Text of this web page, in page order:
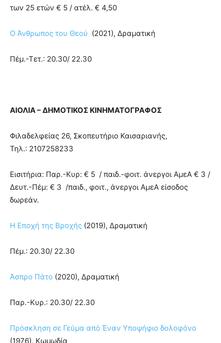
των 25 ετών € 5 / ατέλ. € 4,50
Ο Άνθρωπος του Θεού (2021), Δραματική
Πέμ.-Τετ.: 20.30/ 22.30
ΑΙΟΛΙΑ – ΔΗΜΟΤΙΚΟΣ ΚΙΝΗΜΑΤΟΓΡΑΦΟΣ
Φιλαδελφείας 26, Σκοπευτήριο Καισαριανής,
Τηλ.: 2107258233
Εισιτήρια: Παρ.-Κυρ: € 5 / παιδ.-φοιτ. άνεργοι ΑμεΑ € 3 /
Δευτ.-Πέμ: € 3 /παιδ., φοιτ., άνεργοι ΑμεΑ είσοδος
δωρεάν.
Η Εποχή της Βροχής (2019), Δραματική
Πέμ.: 20.30/ 22.30
Άσπρο Πάτο (2020), Δραματική
Παρ.-Κυρ.: 20.30/ 22.30
Πρόσκληση σε Γεύμα από Έναν Υποψήφιο δολοφόνο
(1976), Κωμωδία